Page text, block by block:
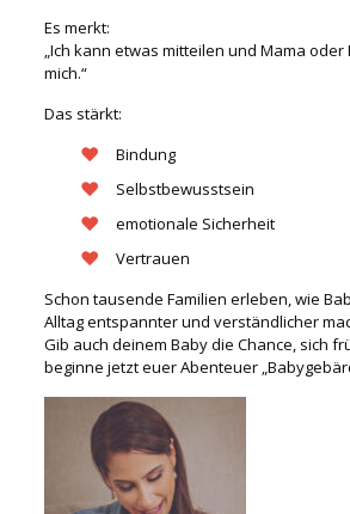
Es merkt:
„Ich kann etwas mitteilen und Mama
mich.“
Das stärkt:
Bindung
Selbstbewusstsein
emotionale Sicherheit
Vertrauen
Schon tausende Familien erleben, wie
Alltag entspannter und verständlicher
Gib auch deinem Baby die Chance, sich
beginne jetzt euer Abenteuer